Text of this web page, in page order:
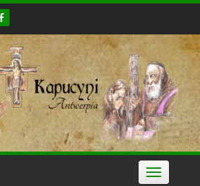
Toggle
navigation